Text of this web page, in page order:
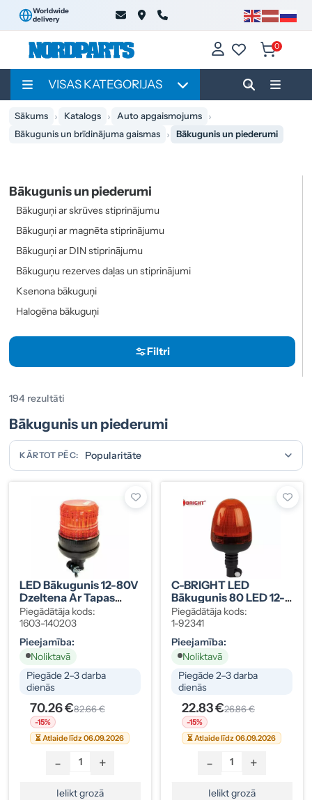
Worldwide
delivery
0
VISAS KATEGORIJAS
Sākums Katalogs
Auto apgaismojums
Bākugunis un brīdinājuma gaismas
Bākugunis un piederumi
Bākugunis un piederumi
Bākuguņi ar skrūves stiprinājumu
Bākuguņi ar magnēta stiprinājumu
Bākuguņi ar DIN stiprinājumu
Bākuguņu rezerves daļas un stiprinājumi
Ksenona bākuguņi
Halogēna bākuguņi
Filtri
194 rezultāti
Bākugunis un piederumi
KĀRTOT PĒC:
LED Bākugunis 12-80V
Dzeltena Ar Tapas
Stiprinājumu
Piegādātāja kods:
1603-140203
Pieejamība:
Noliktavā
Piegāde 2–3 darba
dienās
70.26 €82.66 €
-15%
⏳ Atlaide līdz 06.09.2026
- +
Ielikt grozā
C-BRIGHT LED
Bākugunis 80 LED 12-
24V DC Ar Caurules
Stiprinājumu
Piegādātāja kods:
1-92341
Pieejamība:
Noliktavā
Piegāde 2–3 darba
dienās
22.83 €26.86 €
-15%
⏳ Atlaide līdz 06.09.2026
- +
Ielikt grozā